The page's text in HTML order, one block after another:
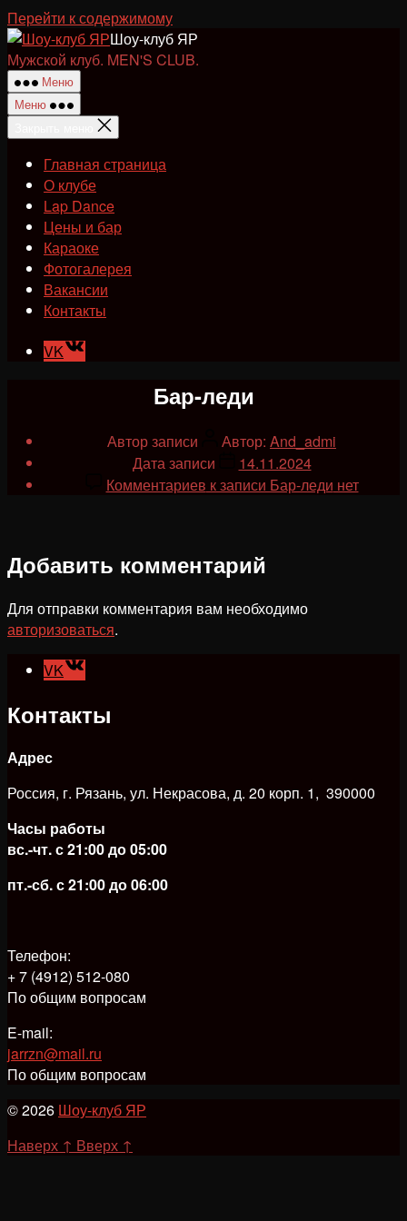
Перейти к содержимому
Шоу-клуб ЯР
Мужской клуб. MEN'S CLUB.
Меню
Меню
Главная страница
О клубе
Lap Dance
Цены и бар
Караоке
Фотогалерея
Вакансии
Контакты
VK
Бар-леди
Автор записи Автор: And_admi
Дата записи
14.11.2024
Комментариев к записи Бар-леди нет
Добавить комментарий
Для отправки комментария вам необходимо
авторизоваться.
VK
Контакты
Адрес
Россия, г. Рязань, ул. Некрасова, д. 20 корп. 1, 390000
Часы работы
вс.-чт. с 21:00 до 05:00
пт.-сб. с 21:00 до 06:00
Телефон:
+ 7 (4912) 512-080
По общим вопросам
E-mail:
jarrzn@mail.ru
По общим вопросам
© 2026 Шоу-клуб ЯР
Наверх ↑ Вверх ↑